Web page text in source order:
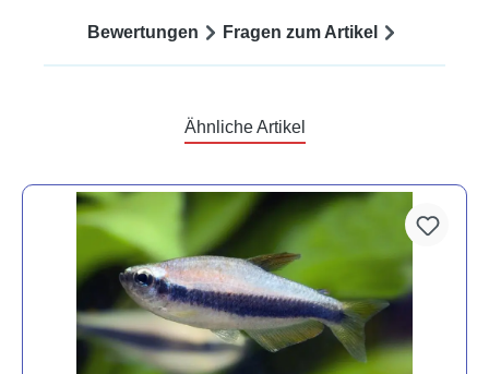
Bewertungen Fragen zum Artikel
Ähnliche Artikel